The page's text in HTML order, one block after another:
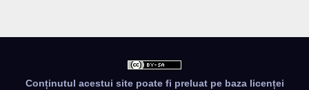
Conținutul acestui site poate fi preluat pe baza licenței